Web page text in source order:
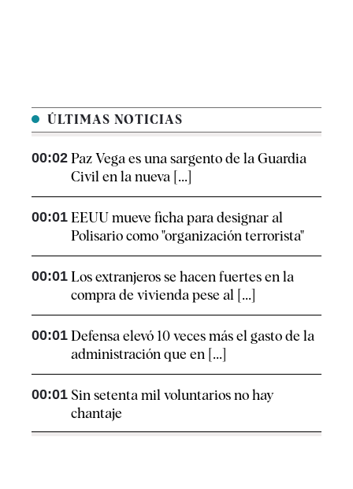
ÚLTIMAS NOTICIAS
00:02 Paz Vega es una sargento de la Guardia
Civil en la nueva [...]
00:01 EEUU mueve ficha para designar al
Polisario como "organización terrorista"
00:01 Los extranjeros se hacen fuertes en la
compra de vivienda pese al [...]
00:01 Defensa elevó 10 veces más el gasto de la
administración que en [...]
00:01 Sin setenta mil voluntarios no hay
chantaje